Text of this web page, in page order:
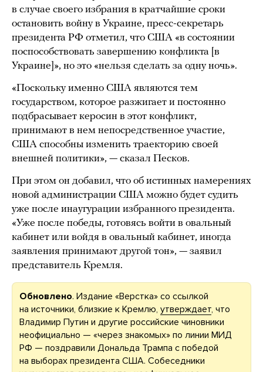
в случае своего избрания в кратчайшие сроки
остановить войну в Украине, пресс-секретарь
президента РФ отметил, что США «в состоянии
поспособствовать завершению конфликта [в
Украине]», но это «нельзя сделать за одну ночь».
«Поскольку именно США являются тем
государством, которое разжигает и постоянно
подбрасывает керосин в этот конфликт,
принимают в нем непосредственное участие,
США способны изменить траекторию своей
внешней политики», — сказал Песков.
При этом он добавил, что об истинных намерениях
новой администрации США можно будет судить
уже после инаугурации избранного президента.
«Уже после победы, готовясь войти в овальный
кабинет или войдя в овальный кабинет, иногда
заявления принимают другой тон», — заявил
представитель Кремля.
Обновлено. Издание «Верстка» со ссылкой
на источники, близкие к Кремлю, утверждает, что
Владимир Путин и другие российские чиновники
неофициально — «через знакомых» по линии МИД
РФ — поздравили Дональда Трампа с победой
на выборах президента США. Собеседники